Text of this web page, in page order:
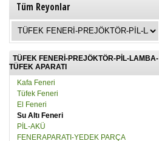
Tüm Reyonlar
TÜFEK FENERİ-PREJÖKTÖR-PİL-LAMBA-
TÜFEK APARATI
Kafa Feneri
Tüfek Feneri
El Feneri
Su Altı Feneri
PİL-AKÜ
FENERAPARATI-YEDEK PARÇA